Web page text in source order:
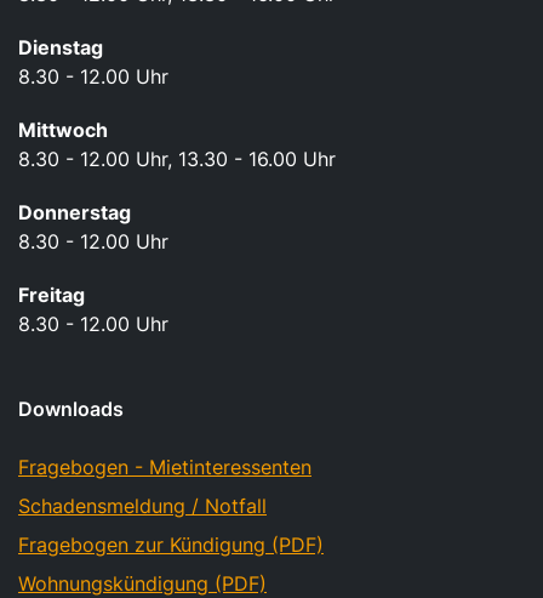
Dienstag
8.30 - 12.00 Uhr
Mittwoch
8.30 - 12.00 Uhr, 13.30 - 16.00 Uhr
Donnerstag
8.30 - 12.00 Uhr
Freitag
8.30 - 12.00 Uhr
Downloads
Fragebogen - Mietinteressenten
Schadensmeldung / Notfall
Fragebogen zur Kündigung (PDF)
Wohnungskündigung (PDF)